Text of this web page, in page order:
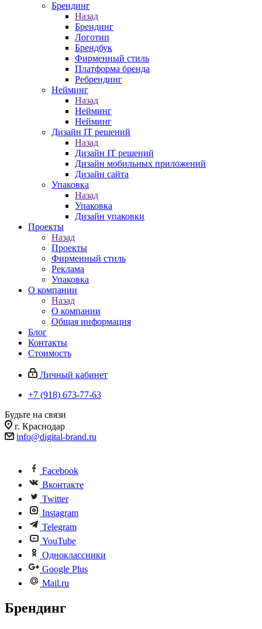
Брендинг
Назад
Брендинг
Логотип
Брендбук
Фирменный стиль
Платформа бренда
Ребрендинг
Нейминг
Назад
Нейминг
Нейминг
Дизайн IT решений
Назад
Дизайн IT решений
Дизайн мобильных приложений
Дизайн сайта
Упаковка
Назад
Упаковка
Дизайн упаковки
Проекты
Назад
Проекты
Фирменный стиль
Реклама
Упаковка
О компании
Назад
О компании
Общая информация
Блог
Контакты
Стоимость
Личный кабинет
+7 (918) 673-77-63
Будьте на связи
г. Краснодар
info@digital-brand.ru
Facebook
Вконтакте
Twitter
Instagram
Telegram
YouTube
Одноклассники
Google Plus
Mail.ru
Брендинг